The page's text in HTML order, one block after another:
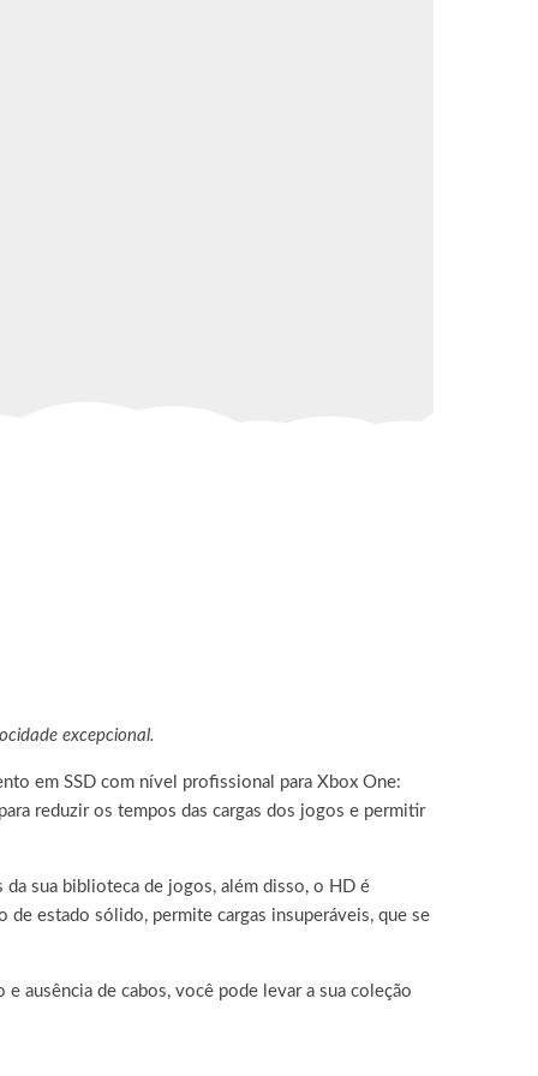
excepcional.
em SSD com nível profissional para Xbox One:
reduzir os tempos das cargas dos jogos e permitir
sua biblioteca de jogos, além disso, o HD é
estado sólido, permite cargas insuperáveis, que se
ausência de cabos, você pode levar a sua coleção